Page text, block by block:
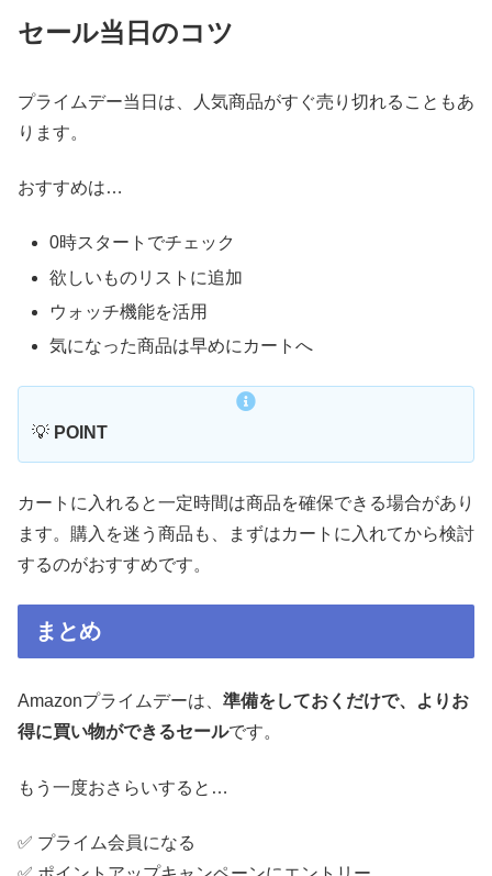
セール当日のコツ
プライムデー当日は、人気商品がすぐ売り切れることもあ
ります。
おすすめは…
0時スタートでチェック
欲しいものリストに追加
ウォッチ機能を活用
気になった商品は早めにカートへ
💡 POINT
カートに入れると一定時間は商品を確保できる場合があり
ます。購入を迷う商品も、まずはカートに入れてから検討
するのがおすすめです。
まとめ
Amazonプライムデーは、 準備をしておくだけで、よりお
得に買い物ができるセールです。
もう一度おさらいすると…
✅ プライム会員になる